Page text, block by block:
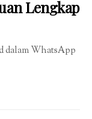
Lengkap
dalam WhatsApp